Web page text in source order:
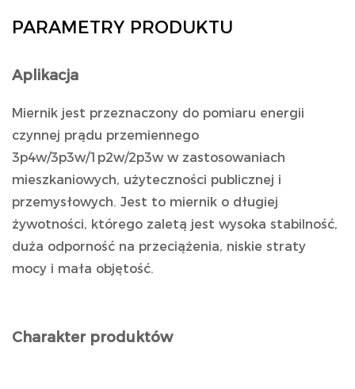
PARAMETRY PRODUKTU
Aplikacja
Miernik jest przeznaczony do pomiaru energii
czynnej prądu przemiennego
3p4w/3p3w/1p2w/2p3w w zastosowaniach
mieszkaniowych, użyteczności publicznej i
przemysłowych. Jest to miernik o długiej
żywotności, którego zaletą jest wysoka stabilność,
duża odporność na przeciążenia, niskie straty
mocy i mała objętość.
Charakter produktów